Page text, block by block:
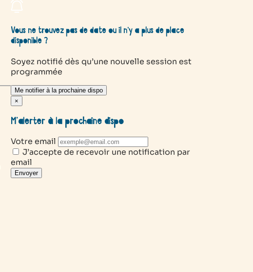
Vous ne trouvez pas de date ou il n’y a plus de place
disponible ?
Soyez notifié dès qu’une nouvelle session est
programmée
Me notifier à la prochaine dispo
×
M’alerter à la prochaine dispo
Votre email
J’accepte de recevoir une notification par
email
Envoyer